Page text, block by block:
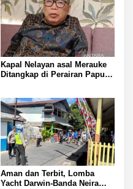
Kapal Nelayan asal Merauke
Ditangkap di Perairan Papua
Aman dan Terbit, Lomba
Yacht Darwin-Banda Neira